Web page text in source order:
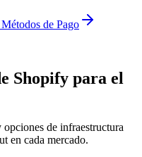
de Pago
Shopify para el
de infraestructura
en cada mercado.